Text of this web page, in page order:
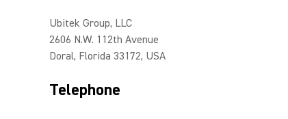
Ubitek Group, LLC
2606 N.W. 112th Avenue
Doral, Florida 33172, USA
Telephone